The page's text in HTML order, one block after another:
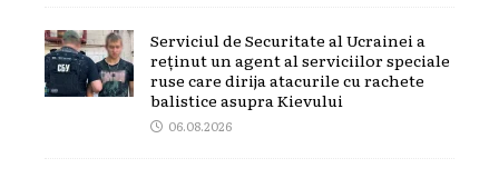
Serviciul de Securitate al Ucrainei a
reținut un agent al serviciilor speciale
ruse care dirija atacurile cu rachete
balistice asupra Kievului
06.08.2026